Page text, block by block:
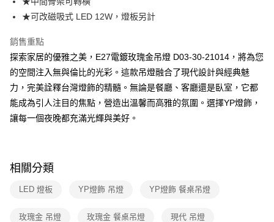
全盈+PAY
AFTEE先享後付
相關說明
【關於「AFTEE先享後付」】
AFTEE先享後付是「在收到商品之後才付款」的支付方式。 讓您購物簡單
便利好安心！
１．簡單：不需註冊會員、不需綁卡、不需儲值。
２．便利：只要手機號碼，簡訊認證，即可結帳。
結帳頁面，進行簡訊認證並確認金額後，即可完成結帳。
３．收到繳費通知簡訊後14天內，點擊此簡訊中的連結，可透過四大超商／
※ 請注意：結帳手續完成當下不需立刻繳費，但若您需要取消訂單，請聯絡
★可改磁吸式 LED 12W，燈板另計
銷售重點
探索家居的優雅之美，E27電鍍玫瑰金吊燈 D03-30-21014，將為您
的空間注入無與倫比的光彩。這款吊燈融合了現代設計與經典魅
力，完美詮釋台灣燈飾的精髓。無論是餐廳、客廳還是臥室，它都
能成為引人注目的焦點，營造出溫馨而高雅的氛圍。選擇YP燈飾，
讓每一個夜晚都充滿光輝與美好。
相關分類
LED 燈板 YP燈飾 吊燈 YP燈飾 餐桌吊燈
玫瑰金 吊燈 玫瑰金 餐桌吊燈 現代 吊燈